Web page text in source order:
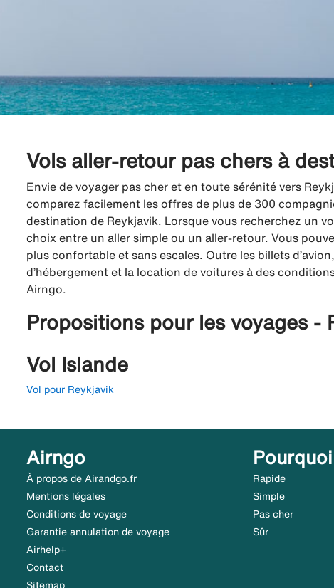
Vols aller-retour pas chers à
Envie de voyager pas cher et en toute sérénité vers
comparez facilement les offres de plus de 300
destination de Reykjavik. Lorsque vous recherchez un
choix entre un aller simple ou un aller-retour. Vous
plus confortable et sans escales. Outre les billets
d’hébergement et la location de voitures à des
Airngo.
Propositions pour les voyages -
Vol Islande
Vol pour Reykjavik
Airngo
À propos de Airandgo.fr
Mentions légales
Conditions de voyage
Garantie annulation de voyage
Airhelp+
Contact
Sitemap
Rapide
Simple
Pas cher
Sûr